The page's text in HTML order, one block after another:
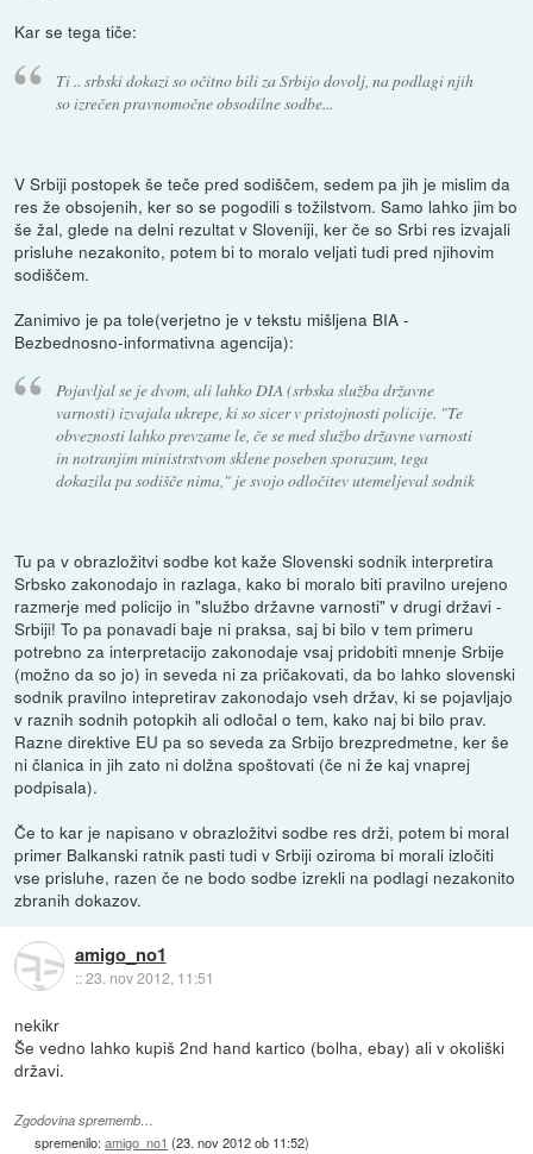
Kar se tega tiče:
Ti .. srbski dokazi so očitno bili za Srbijo dovolj, na podlagi njih
so izrečen pravnomočne obsodilne sodbe...
V Srbiji postopek še teče pred sodiščem, sedem pa jih je mislim da
res že obsojenih, ker so se pogodili s tožilstvom. Samo lahko jim bo
še žal, glede na delni rezultat v Sloveniji, ker če so Srbi res izvajali
prisluhe nezakonito, potem bi to moralo veljati tudi pred njihovim
sodiščem.
Zanimivo je pa tole(verjetno je v tekstu mišljena BIA -
Bezbednosno-informativna agencija):
Pojavljal se je dvom, ali lahko DIA (srbska služba državne
varnosti) izvajala ukrepe, ki so sicer v pristojnosti policije. "Te
obveznosti lahko prevzame le, če se med službo državne varnosti
in notranjim ministrstvom sklene poseben sporazum, tega
dokazila pa sodišče nima," je svojo odločitev utemeljeval sodnik
Tu pa v obrazložitvi sodbe kot kaže Slovenski sodnik interpretira
Srbsko zakonodajo in razlaga, kako bi moralo biti pravilno urejeno
razmerje med policijo in "službo državne varnosti" v drugi državi -
Srbiji! To pa ponavadi baje ni praksa, saj bi bilo v tem primeru
potrebno za interpretacijo zakonodaje vsaj pridobiti mnenje Srbije
(možno da so jo) in seveda ni za pričakovati, da bo lahko slovenski
sodnik pravilno intepretirav zakonodajo vseh držav, ki se pojavljajo
v raznih sodnih potopkih ali odločal o tem, kako naj bi bilo prav.
Razne direktive EU pa so seveda za Srbijo brezpredmetne, ker še
ni članica in jih zato ni dolžna spoštovati (če ni že kaj vnaprej
podpisala).
Če to kar je napisano v obrazložitvi sodbe res drži, potem bi moral
primer Balkanski ratnik pasti tudi v Srbiji oziroma bi morali izločiti
vse prisluhe, razen če ne bodo sodbe izrekli na podlagi nezakonito
zbranih dokazov.
amigo_no1
::23. nov 2012, 11:51
nekikr
Še vedno lahko kupiš 2nd hand kartico (bolha, ebay) ali v okoliški
državi.
Zgodovina sprememb…
spremenilo:amigo_no1 (23. nov 2012 ob 11:52)